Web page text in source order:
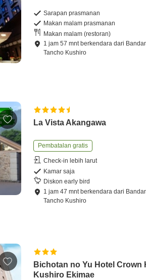
Sarapan prasmanan
Makan malam prasmanan
Makan malam (restoran)
1 jam57 mnt berkendara dari
Tancho Kushiro
La Vista Akangawa
Pembatalan gratis
Check-in lebih larut
Kamar saja
Diskon early bird
1 jam47 mnt berkendara dari
Tancho Kushiro
Bichotan no Yu Hotel Crown
Kushiro Ekimae